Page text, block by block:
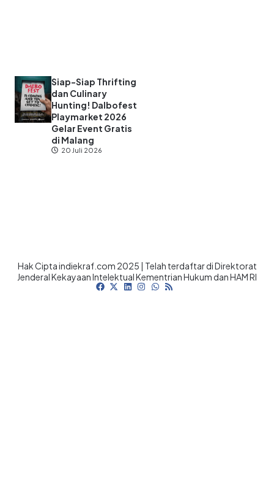
Siap-Siap Thrifting
dan Culinary
Hunting! Dalbofest
Playmarket 2026
Gelar Event Gratis
di Malang
20 Juli 2026
Hak Cipta indiekraf.com 2025 | Telah terdaftar di Direktorat
Jenderal Kekayaan Intelektual Kementrian Hukum dan HAM RI